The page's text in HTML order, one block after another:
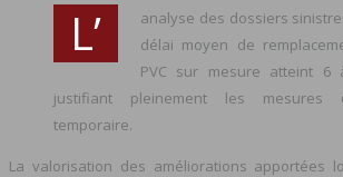
L’
analyse des dossiers
délai moyen de
PVC sur mesure atteint 6
justifiant pleinement les mesures
temporaire.
La valorisation des améliorations apportées